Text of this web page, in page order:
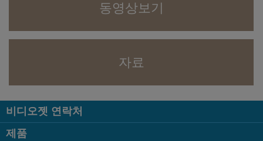
동영상보기
자료
비디오젯 연락처
제품